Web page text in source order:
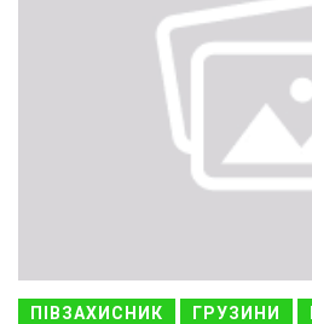
ПІВЗАХИСНИК ГРУЗИНИ